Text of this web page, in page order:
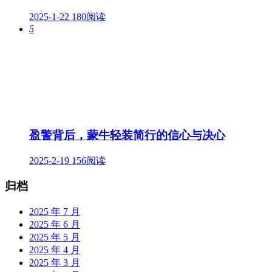
2025-1-22 180阅读
5
盈警背后，蒙牛轻装简行的信心与决心
2025-2-19 156阅读
归档
2025 年 7 月
2025 年 6 月
2025 年 5 月
2025 年 4 月
2025 年 3 月